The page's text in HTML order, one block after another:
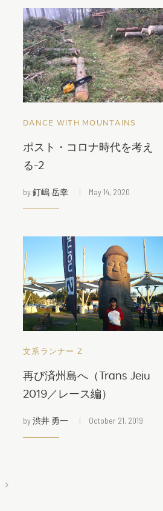
DANCE WITH MOUNTAINS
ポスト・コロナ時代を考え
る-2
by釘嶋 岳幸 May 14, 2020
文系ランナー Z
再び済州島へ（Trans Jeju
2019／レース編）
by渋井 勇一 October 21, 2019